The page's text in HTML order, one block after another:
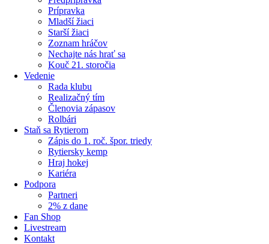
Prípravka
Mladší žiaci
Starší žiaci
Zoznam hráčov
Nechajte nás hrať sa
Kouč 21. storočia
Vedenie
Rada klubu
Realizačný tím
Členovia zápasov
Rolbári
Staň sa Rytierom
Zápis do 1. roč. špor. triedy
Rytiersky kemp
Hraj hokej
Kariéra
Podpora
Partneri
2% z dane
Fan Shop
Livestream
Kontakt